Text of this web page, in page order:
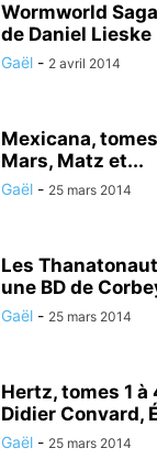
Wormworld
de Daniel
Gaël - 2 avril 2014
Mexicana,
Mars, Matz et...
Gaël - 25 mars 2014
Les
une BD de
Gaël - 25 mars 2014
Hertz, tomes 1 à
Didier Convard,
Gaël - 25 mars 2014